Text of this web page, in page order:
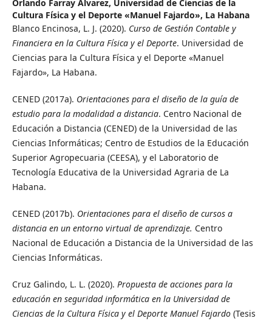
Orlando Farray Álvarez, Universidad de Ciencias de la
Cultura Física y el Deporte «Manuel Fajardo», La Habana
Blanco Encinosa, L. J. (2020). Curso de Gestión Contable y
Financiera en la Cultura Física y el Deporte. Universidad de
Ciencias para la Cultura Física y el Deporte «Manuel
Fajardo», La Habana.
CENED (2017a). Orientaciones para el diseño de la guía de
estudio para la modalidad a distancia. Centro Nacional de
Educación a Distancia (CENED) de la Universidad de las
Ciencias Informáticas; Centro de Estudios de la Educación
Superior Agropecuaria (CEESA), y el Laboratorio de
Tecnología Educativa de la Universidad Agraria de La
Habana.
CENED (2017b). Orientaciones para el diseño de cursos a
distancia en un entorno virtual de aprendizaje. Centro
Nacional de Educación a Distancia de la Universidad de las
Ciencias Informáticas.
Cruz Galindo, L. L. (2020). Propuesta de acciones para la
educación en seguridad informática en la Universidad de
Ciencias de la Cultura Física y el Deporte Manuel Fajardo(Tesis